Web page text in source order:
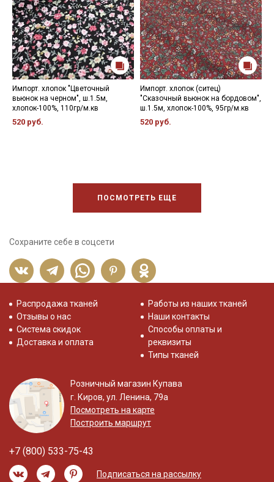
Импорт. хлопок "Цветочный
вьюнок на черном", ш.1.5м,
хлопок-100%, 110гр/м.кв
520 руб.
Импорт. хлопок (ситец)
"Сказочный вьюнок на бордовом",
ш.1.5м, хлопок-100%, 95гр/м.кв
520 руб.
ПОСМОТРЕТЬ ЕЩЕ
Сохраните себе в соцсети
Распродажа тканей
Отзывы о нас
Система скидок
Доставка и оплата
Работы из наших тканей
Наши контакты
Способы оплаты и
реквизиты
Типы тканей
Розничный магазин Купава
г. Киров, ул. Ленина, 79а
Посмотреть на карте
Построить маршрут
+7 (800) 533-75-43
Подписаться на рассылку